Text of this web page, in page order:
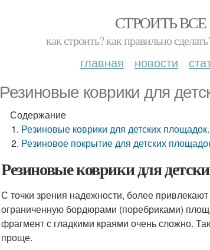
СТРОИТЬ ВСЕ
как строить? как правильно
главная новости
Резиновые коврики для
Содержание
Резиновые коврики для детских
Резиновое покрытие для детских
Резиновые коврики для
С точки зрения надежности, более
ограниченную бордюрами (поребриками)
фрагмент с гладкими краями очень сложно.
проще.